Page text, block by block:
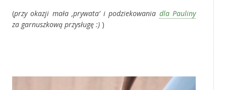
(przy okazji mała ‚prywata’ i podziekowania dla Pauliny
za garnuszkową przysługę :) )